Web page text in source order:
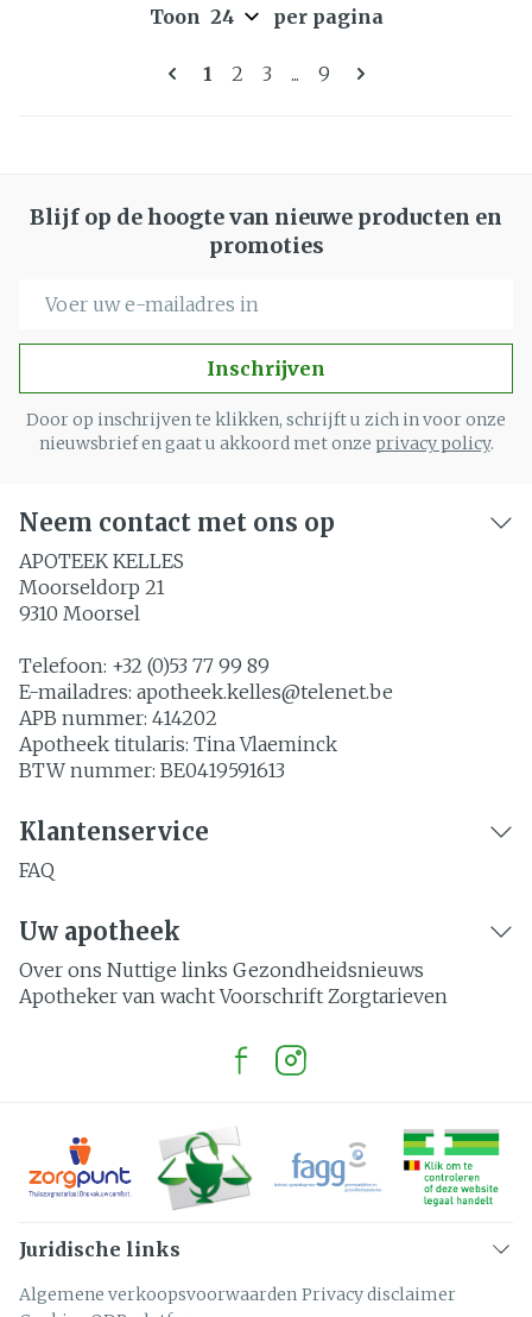
Pagina's
U lees momenteel pagina
1 Pagina
2 Pagina
3 ... Pagina
9
Toon per pagina
Blijf op de hoogte van nieuwe producten en
promoties
Inschrijven
Door op inschrijven te klikken, schrijft u zich in voor onze
nieuwsbrief en gaat u akkoord met onze privacy policy.
Neem contact met ons op
APOTEEK KELLES
Moorseldorp 21
9310 Moorsel
Telefoon: +32 (0)53 77 99 89
E-mailadres: apotheek.kelles@telenet.be
APB nummer: 414202
Apotheek titularis: Tina Vlaeminck
BTW nummer: BE0419591613
Klantenservice
FAQ
Uw apotheek
Over ons Nuttige links Gezondheidsnieuws
Apotheker van wacht Voorschrift Zorgtarieven
Juridische links
Algemene verkoopsvoorwaarden Privacy disclaimer